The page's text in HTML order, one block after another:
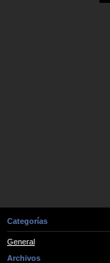
Categorías
General
Archivos